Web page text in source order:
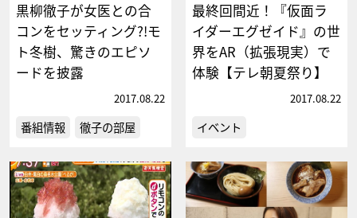
黒柳徹子が女医との合
コンをセッティング?!モ
ト冬樹、驚きのエピソ
ードを披露
2017.08.22
番組情報 徹子の部屋
最終回間近！『仮面ラ
イダーエグゼイド』の世
界をAR（拡張現実）で
体験【テレ朝夏祭り】
2017.08.22
イベント